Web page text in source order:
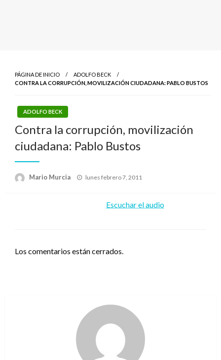
PÁGINA DE INICIO
ADOLFO BECK
CONTRA LA CORRUPCIÓN, MOVILIZACIÓN CIUDADANA: PABLO BUSTOS
ADOLFO BECK
Contra la corrupción, movilización
ciudadana: Pablo Bustos
Mario Murcia
Publicado
lunes febrero 7, 2011
Escuchar el audio
Los comentarios están cerrados.